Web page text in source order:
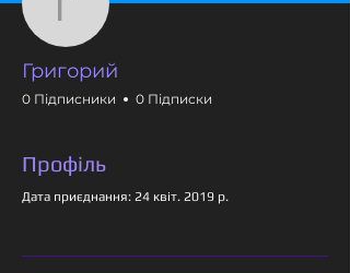
Григорий
Григорий
0 Підписники 0 Підписки
Профіль
Дата приєднання: 24 квіт. 2019 р.